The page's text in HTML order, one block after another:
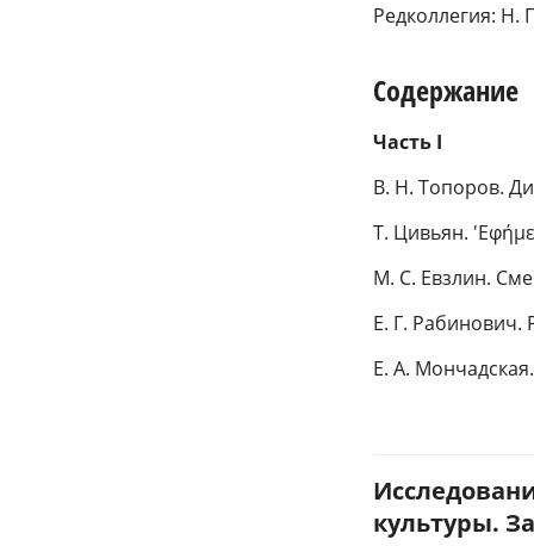
Редколлегия: Н.
Содержание
Часть I
Β. Η. Топоров.
Т. Цивьян.
М. С. Евзлин.
Е. Г. Рабинович.
Е. А.
культуры.